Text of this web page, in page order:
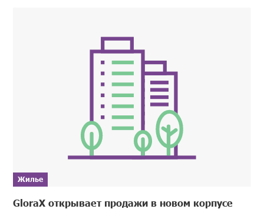
Жилье
GloraX открывает продажи в новом корпусе